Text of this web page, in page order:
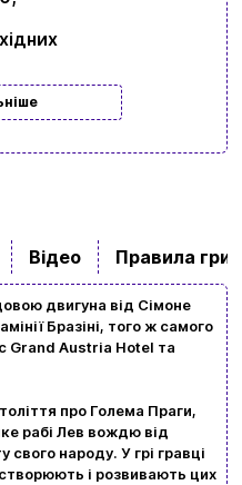
Відео Правила гри
двигуна від Сімоне
Бразіні, того ж самого
Grand Austria Hotel та
про Голема Праги,
рабі Лев вождю від
свого народу. У грі гравці
і розвивають цих